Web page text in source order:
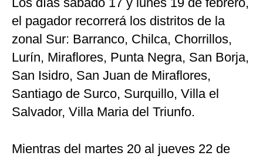
el pagador recorrerá los distritos de la
zonal Sur: Barranco, Chilca, Chorrillos,
Lurín, Miraflores, Punta Negra, San Borja,
San Isidro, San Juan de Miraflores,
Santiago de Surco, Surquillo, Villa el
Salvador, Villa Maria del Triunfo.
Mientras del martes 20 al jueves 22 de